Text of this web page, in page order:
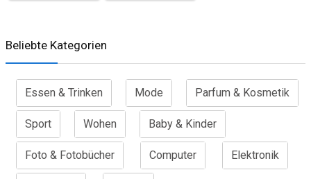
Beliebte Kategorien
Essen & Trinken Mode Parfum & Kosmetik
Sport Wohen Baby & Kinder
Foto & Fotobücher Computer Elektronik